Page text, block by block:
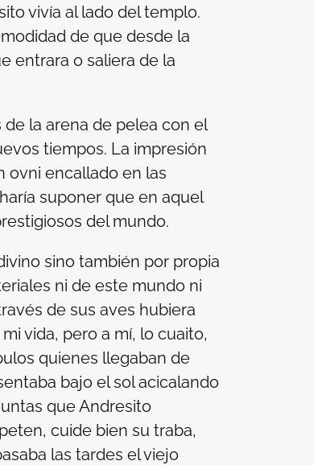
vivía al lado del templo.
de que desde la
entrara o saliera de la
la arena de pelea con el
tiempos. La impresión
ovni encallado en las
suponer que en aquel
del mundo.
sino también por propia
ni de este mundo ni
de sus aves hubiera
vida, pero a mí, lo cuaito,
quienes llegaban de
bajo el sol acicalando
que Andresito
cuide bien su traba,
las tardes el viejo